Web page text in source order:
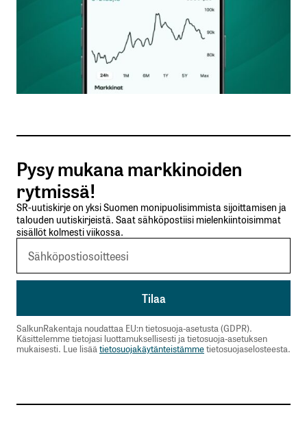
Nimesi tai nimimerkkisi
Sähköpostiosoitteesi
Tilaa SalkunRakentajan uutiskirje
Lähetä kommentti
Pysy mukana markkinoiden
rytmissä!
SR-uutiskirje on yksi Suomen monipuolisimmista sijoittamisen ja
talouden uutiskirjeistä. Saat sähköpostiisi mielenkiintoisimmat
sisällöt kolmesti viikossa.
SalkunRakentaja noudattaa EU:n tietosuoja-asetusta (GDPR).
Käsittelemme tietojasi luottamuksellisesti ja tietosuoja-asetuksen
mukaisesti. Lue lisää tietosuojakäytänteistämmetietosuojaselosteesta.